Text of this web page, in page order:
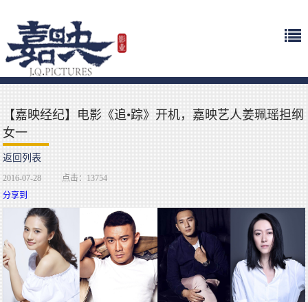
【嘉映经纪】电影《追•踪》开机，嘉映艺人姜珮瑶担纲
女一
返回列表
2016-07-28
点击：13754
分享到